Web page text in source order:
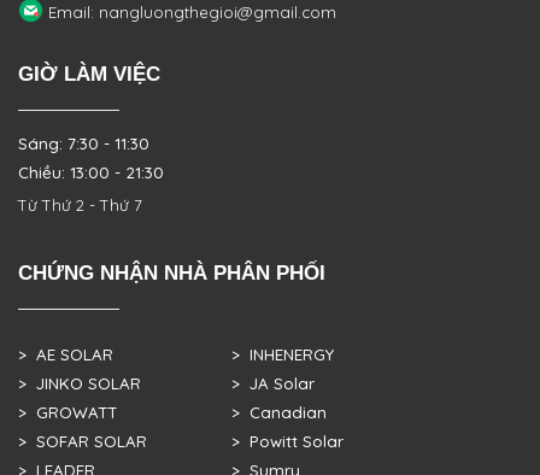
Email: nangluongthegioi@gmail.com
GIỜ LÀM VIỆC
Sáng: 7:30 - 11:30
Chiều: 13:00 - 21:30
Từ Thứ 2 - Thứ 7
CHỨNG NHẬN NHÀ PHÂN PHỐI
> AE SOLAR
> JINKO SOLAR
> GROWATT
> SOFAR SOLAR
> LEADER
> INHENERGY
> JA Solar
> Canadian
> Powitt Solar
> Sumry